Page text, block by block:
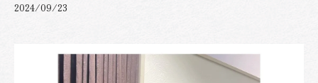
2024/09/23